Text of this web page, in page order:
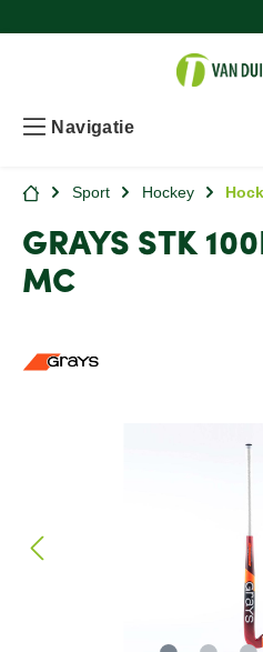
Navigatie
Sport Hockey
GRAYS STK
MC